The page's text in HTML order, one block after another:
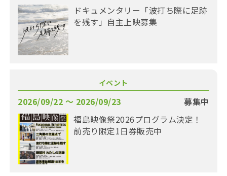
ドキュメンタリー「波打ち際に足跡
を残す」自主上映募集
イベント
2026/09/22 〜 2026/09/23
募集中
福島映像祭2026プログラム決定！
前売り限定1日券販売中